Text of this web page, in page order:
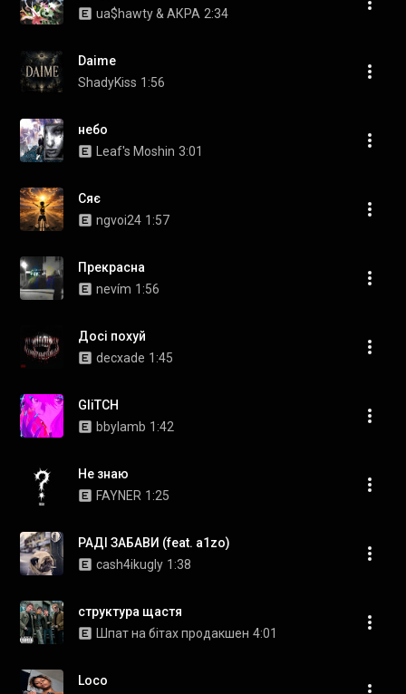
ua$hawty & АКРА 2:34
Daime
ShadyKiss 1:56
небо
Leaf's Moshin 3:01
Сяє
ngvoi24 1:57
Прекрасна
nevím 1:56
Досі похуй
decxade 1:45
GliTCH
bbylamb 1:42
Не знаю
FAYNER 1:25
РАДІ ЗАБАВИ (feat. a1zo)
cash4ikugly 1:38
структура щастя
Шпат на бітах продакшен 4:01
Loco